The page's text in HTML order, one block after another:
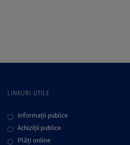
București
LINKURI UTILE
Informații publice
Achiziții publice
Plăţi online